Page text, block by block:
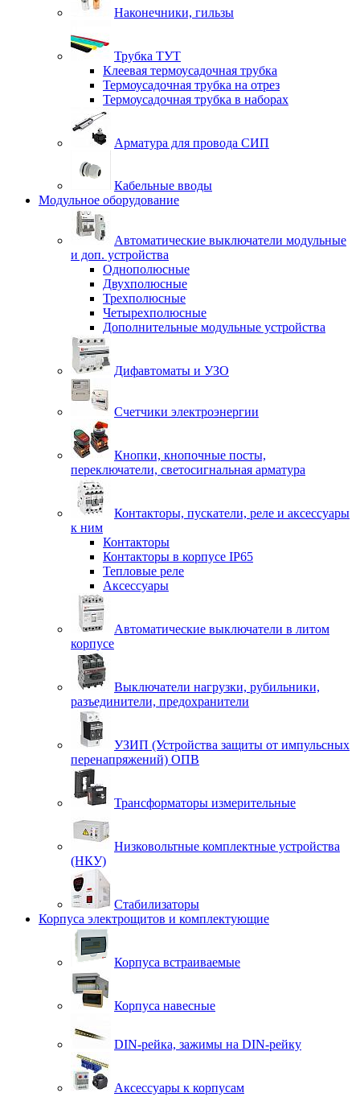
Наконечники, гильзы
Трубка ТУТ
Клеевая термоусадочная трубка
Термоусадочная трубка на отрез
Термоусадочная трубка в наборах
Арматура для провода СИП
Кабельные вводы
Модульное оборудование
Автоматические выключатели модульные
и доп. устройства
Однополюсные
Двухполюсные
Трехполюсные
Четырехполюсные
Дополнительные модульные устройства
Дифавтоматы и УЗО
Счетчики электроэнергии
Кнопки, кнопочные посты,
переключатели, светосигнальная арматура
Контакторы, пускатели, реле и аксессуары
к ним
Контакторы
Контакторы в корпусе IP65
Тепловые реле
Аксессуары
Автоматические выключатели в литом
корпусе
Выключатели нагрузки, рубильники,
разъединители, предохранители
УЗИП (Устройства защиты от импульсных
перенапряжений) ОПВ
Трансформаторы измерительные
Низковольтные комплектные устройства
(НКУ)
Стабилизаторы
Корпуса электрощитов и комплектующие
Корпуса встраиваемые
Корпуса навесные
DIN-рейка, зажимы на DIN-рейку
Аксессуары к корпусам